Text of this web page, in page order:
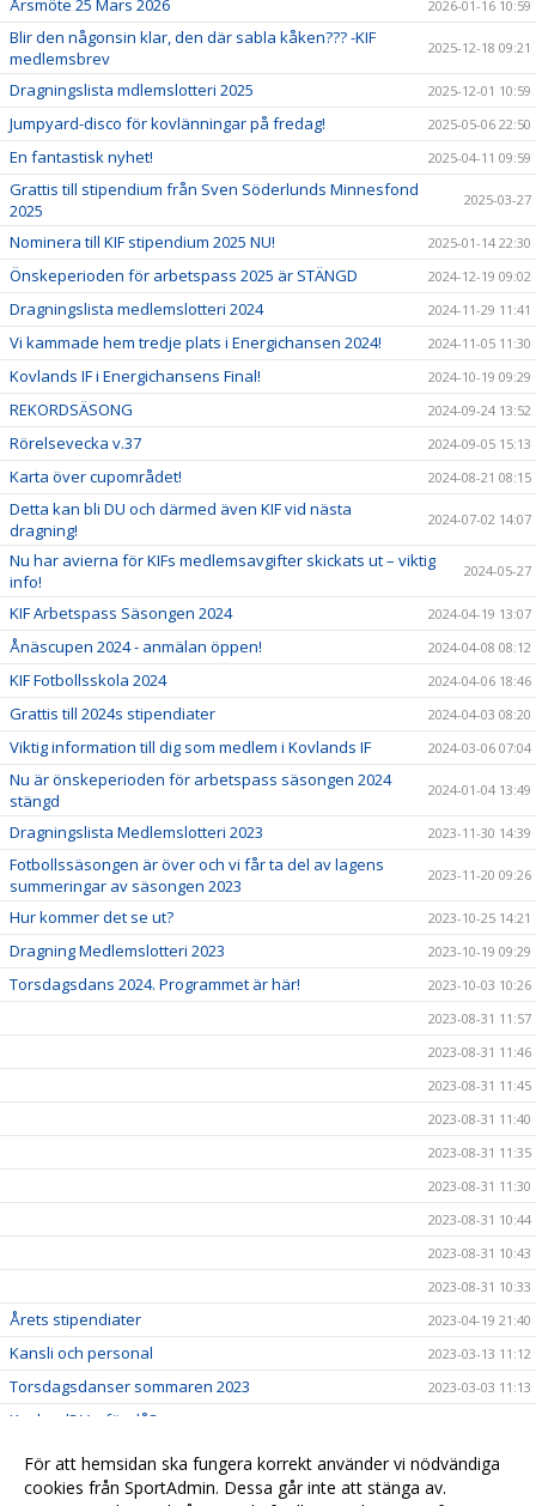
Årsmöte 25 Mars 2026 2026-01-16 10:59
Blir den någonsin klar, den där sabla kåken??? -KIF
medlemsbrev
2025-12-18 09:21
Dragningslista mdlemslotteri 2025 2025-12-01 10:59
Jumpyard-disco för kovlänningar på fredag! 2025-05-06 22:50
En fantastisk nyhet! 2025-04-11 09:59
Grattis till stipendium från Sven Söderlunds Minnesfond
2025
2025-03-27
Nominera till KIF stipendium 2025 NU! 2025-01-14 22:30
Önskeperioden för arbetspass 2025 är STÄNGD 2024-12-19 09:02
Dragningslista medlemslotteri 2024 2024-11-29 11:41
Vi kammade hem tredje plats i Energichansen 2024! 2024-11-05 11:30
Kovlands IF i Energichansens Final! 2024-10-19 09:29
REKORDSÄSONG 2024-09-24 13:52
Rörelsevecka v.37 2024-09-05 15:13
Karta över cupområdet! 2024-08-21 08:15
Detta kan bli DU och därmed även KIF vid nästa
dragning!
2024-07-02 14:07
Nu har avierna för KIFs medlemsavgifter skickats ut – viktig
info!
2024-05-27
KIF Arbetspass Säsongen 2024 2024-04-19 13:07
Ånäscupen 2024 - anmälan öppen! 2024-04-08 08:12
KIF Fotbollsskola 2024 2024-04-06 18:46
Grattis till 2024s stipendiater 2024-04-03 08:20
Viktig information till dig som medlem i Kovlands IF 2024-03-06 07:04
Nu är önskeperioden för arbetspass säsongen 2024
stängd
2024-01-04 13:49
Dragningslista Medlemslotteri 2023 2023-11-30 14:39
Fotbollssäsongen är över och vi får ta del av lagens
summeringar av säsongen 2023
2023-11-20 09:26
Hur kommer det se ut? 2023-10-25 14:21
Dragning Medlemslotteri 2023 2023-10-19 09:29
Torsdagsdans 2024. Programmet är här!
2023-10-03 10:26
2023-08-31 11:57
2023-08-31 11:46
2023-08-31 11:45
2023-08-31 11:40
2023-08-31 11:35
2023-08-31 11:30
2023-08-31 10:44
2023-08-31 10:43
2023-08-31 10:33
Årets stipendiater 2023-04-19 21:40
Kansli och personal 2023-03-13 11:12
Torsdagsdanser sommaren 2023 2023-03-03 11:13
Kovland? Varför då?
SCA Vi växer tillsammans 2023-02-01 12:00
Skidskolan har startat 2023-01-23 09:10
För att hemsidan ska fungera korrekt använder vi nödvändiga
cookies från SportAdmin. Dessa går inte att stänga av.